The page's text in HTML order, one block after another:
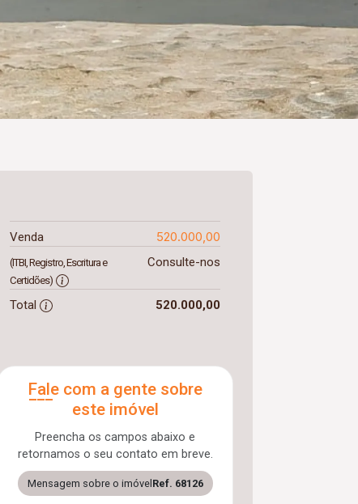
Venda 520.000,00
(ITBI, Registro, Escritura e
Certidões)
Consulte-nos
Total 520.000,00
Fale com a gente sobre
este imóvel
Preencha os campos abaixo e
retornamos o seu contato em breve.
Mensagem sobre o imóvel Ref. 68126